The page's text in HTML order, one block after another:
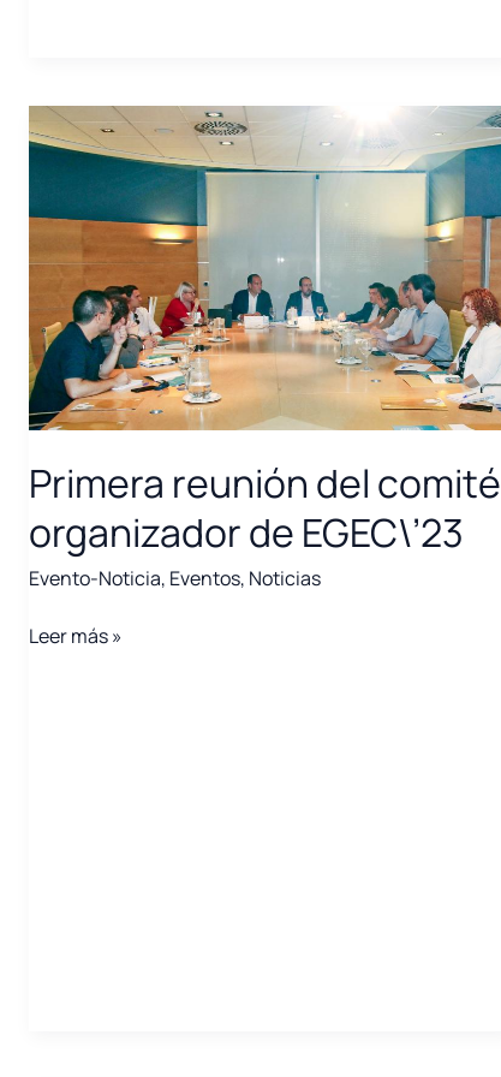
Primera reunión del comité
organizador de EGEC\’23
Evento-Noticia, Eventos, Noticias
Primera
Leer más »